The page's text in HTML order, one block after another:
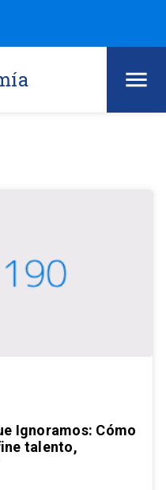
Ignoramos: Cómo
talento,